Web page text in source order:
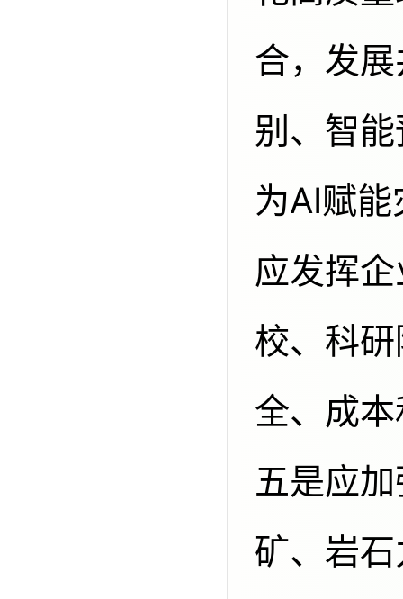
合，发
别、智
为AI赋
应发挥
校、科
全、成
五是应
矿、岩